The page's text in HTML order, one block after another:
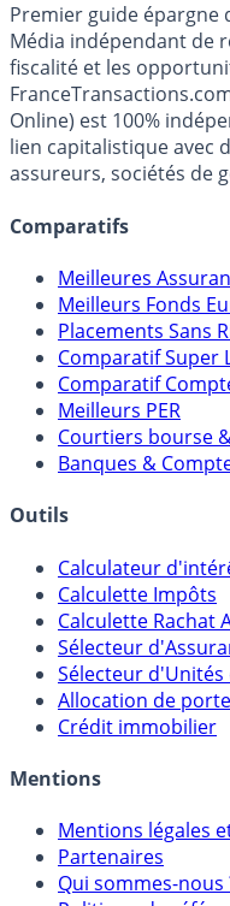
Premier guide épargne
Média indépendant de
fiscalité et les
Online) est 100%
lien capitalistique avec
assureurs, sociétés de
Comparatifs
Meilleures
Meilleurs Fonds
Placements Sans
Comparatif Super
Comparatif
Meilleurs PER
Courtiers bourse
Banques &
Outils
Calculateur
Calculette Impôts
Calculette Rachat
Sélecteur
Sélecteur d'Unités
Allocation de
Crédit immobilier
Mentions
Mentions légales
Partenaires
Qui sommes-nous